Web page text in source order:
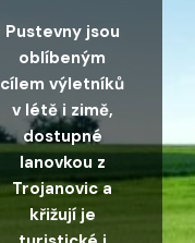
Pustevny jsou
oblíbeným
cílem výletníků
v létě i zimě,
dostupné
lanovkou z
Trojanovic a
křižují je